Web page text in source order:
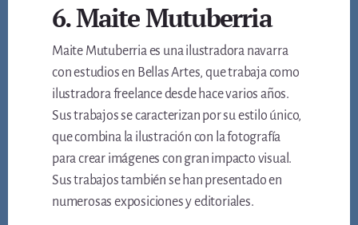
6. Maite Mutuberria
Maite Mutuberria es una ilustradora navarra
con estudios en Bellas Artes, que trabaja como
ilustradora freelance desde hace varios años.
Sus trabajos se caracterizan por su estilo único,
que combina la ilustración con la fotografía
para crear imágenes con gran impacto visual.
Sus trabajos también se han presentado en
numerosas exposiciones y editoriales.